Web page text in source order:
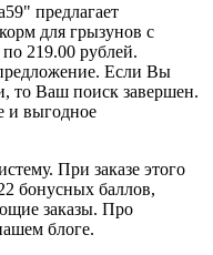
предлагает
для грызунов с
219.00 рублей.
Если Вы
то Ваш поиск завершен.
и выгодное
При заказе этого
бонусных баллов,
заказы. Про
блоге.